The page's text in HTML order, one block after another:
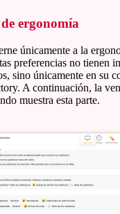
ergonomía
únicamente a la
preferencias no tienen
sino únicamente en su
A continuación, la
muestra esta parte.